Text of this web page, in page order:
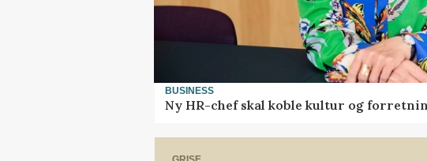
BUSINESS
Ny HR-chef skal koble kultur og